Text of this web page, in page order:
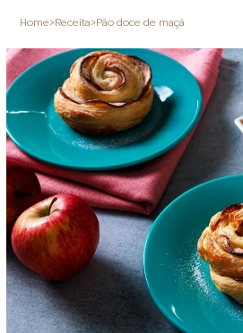
ONDE COMPRAR LOJAS AROSA
FOOD SERVICE EMPRESA
Home>Receita>Pão doce de maçã